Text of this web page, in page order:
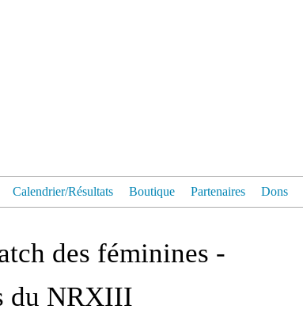
Calendrier/Résultats Boutique Partenaires Dons
des féminines -
du NRXIII